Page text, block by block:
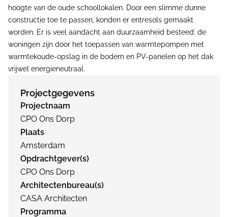
hoogte van de oude schoollokalen. Door een slimme dunne
constructie toe te passen, konden er entresols gemaakt
worden. Er is veel aandacht aan duurzaamheid besteed: de
woningen zijn door het toepassen van warmtepompen met
warmtekoude-opslag in de bodem en PV-panelen op het dak
vrijwel energieneutraal.
Projectgegevens
Projectnaam
CPO Ons Dorp
Plaats
Amsterdam
Opdrachtgever(s)
CPO Ons Dorp
Architectenbureau(s)
CASA Architecten
Programma